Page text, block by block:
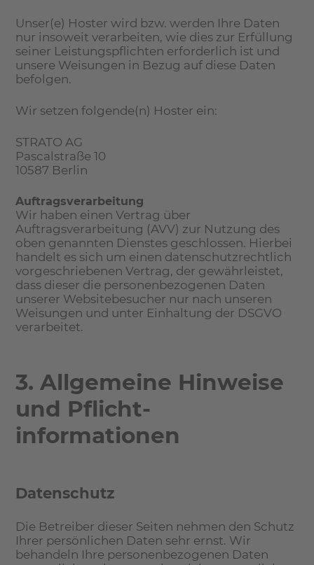
Unser(e) Hoster wird bzw. werden Ihre Daten
nur insoweit verarbeiten, wie dies zur Erfüllung
seiner Leistungspflichten erforderlich ist und
unsere Weisungen in Bezug auf diese Daten
befolgen.
Wir setzen folgende(n) Hoster ein:
STRATO AG
Pascalstraße 10
10587 Berlin
Auftragsverarbeitung
Wir haben einen Vertrag über
Auftragsverarbeitung (AVV) zur Nutzung des
oben genannten Dienstes geschlossen. Hierbei
handelt es sich um einen datenschutzrechtlich
vorgeschriebenen Vertrag, der gewährleistet,
dass dieser die personenbezogenen Daten
unserer Websitebesucher nur nach unseren
Weisungen und unter Einhaltung der DSGVO
verarbeitet.
3. Allgemeine Hinweise
und Pflicht­
informationen
Datenschutz
Die Betreiber dieser Seiten nehmen den Schutz
Ihrer persönlichen Daten sehr ernst. Wir
behandeln Ihre personenbezogenen Daten